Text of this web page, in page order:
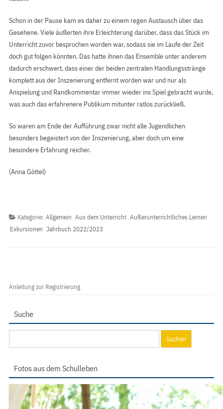
Schon in der Pause kam es daher zu einem regen Austausch über das
Gesehene. Viele äußerten ihre Erleichterung darüber, dass das Stück im
Unterricht zuvor besprochen worden war, sodass sie im Laufe der Zeit
doch gut folgen könnten. Das hatte ihnen das Ensemble unter anderem
dadurch erschwert, dass einer der beiden zentralen Handlungsstränge
komplett aus der Inszenierung entfernt worden war und nur als
Anspielung und Randkommentar immer wieder ins Spiel gebracht wurde,
was auch das erfahrenere Publikum mitunter ratlos zurückließ.
So waren am Ende der Aufführung zwar nicht alle Jugendlichen
besonders begeistert von der Inszenierung, aber doch um eine
besondere Erfahrung reicher.
(Anna Göttel)
Kategorie: Allgemein Aus dem Unterricht Außerunterrichtliches Lernen
Exkursionen Jahrbuch 2022/2023
Anleitung zur Registrierung
Suche
nach:
Fotos aus dem Schulleben